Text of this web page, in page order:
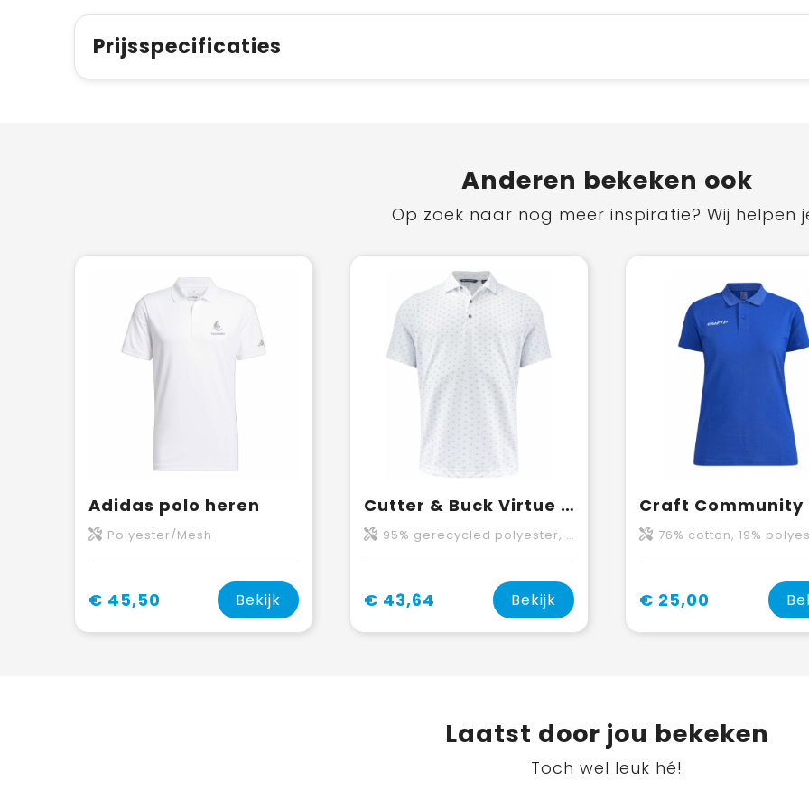
Prijsspecificaties
Anderen bekeken ook
Op zoek naar nog meer inspiratie? Wij helpen
Adidas polo heren
Polyester/Mesh
€ 45,50 Bekijk
Cutter & Buck Virtue Polo Printed Heren
95% gerecycled polyester, 5% elastaan. CB DryTec™ UPF 25+.
€ 43,64 Bekijk
76% cotton, 19% polyester, 5%
€ 25,00
Laatst door jou bekeken
Toch wel leuk hé!